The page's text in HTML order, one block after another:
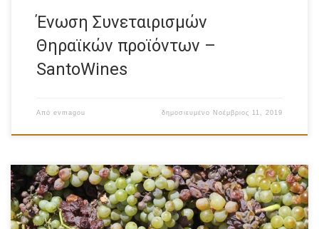
Ένωση Συνεταιρισμών
Θηραϊκών προϊόντων –
SantoWines
Από evmagou δημοσιευμένο Νοέμβριος 11, 2019
Το Εργαστήριο Φυτοπαθολογίας του Γεωπονικού
Πανεπιστημίου Αθηνών (ΕΦ-ΓΠΑ) ανήκει στον Τομέα